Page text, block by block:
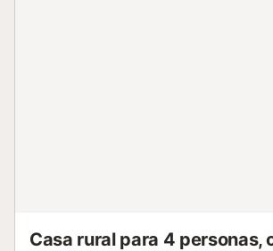
Casa rural para 4 personas,